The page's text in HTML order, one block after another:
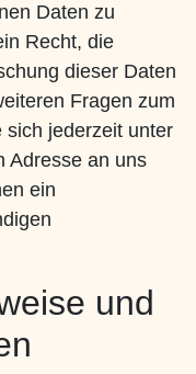
Daten zu
Recht, die
dieser Daten
Fragen zum
sich jederzeit unter
Adresse an uns
ein
und